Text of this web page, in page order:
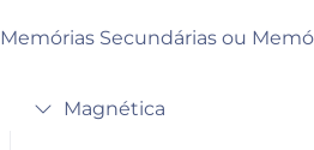
Memórias Secundárias ou
Magnética